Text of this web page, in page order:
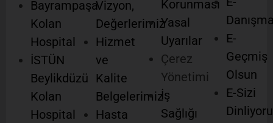
Bayrampaşa
Kolan
Hospital
İSTÜN
Beylikdüzü
Kolan
Hospital
Vizyon,
Değerlerimiz
Hizmet
ve
Kalite
Belgelerimiz
Hasta
Korunması
Yasal
Uyarılar
Çerez
Yönetimi
İş
Sağlığı
E-
Geçmiş
Olsun
E-Sizi